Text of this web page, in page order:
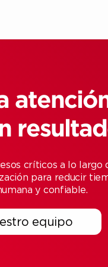
críticos a lo largo
para reducir
y confiable.
equipo